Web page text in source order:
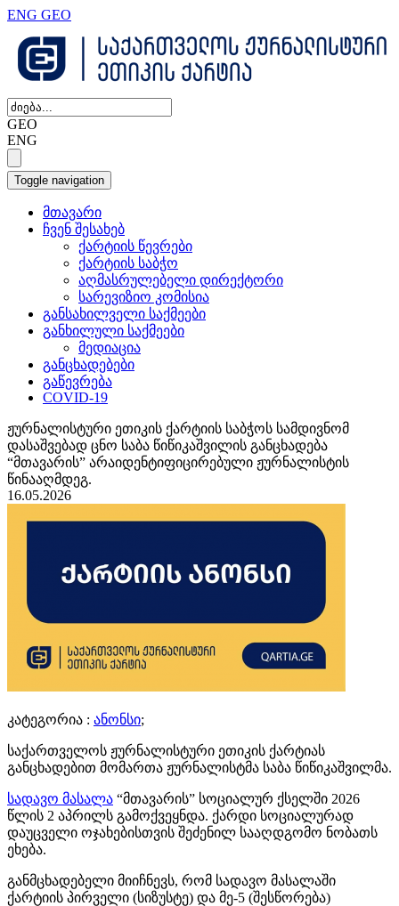
ENG GEO
GEO
ENG
Toggle navigation
მთავარი
ჩვენ შესახებ
ქარტიის წევრები
ქარტიის საბჭო
აღმასრულებელი დირექტორი
სარევიზიო კომისია
განსახილველი საქმეები
განხილული საქმეები
მედიაცია
განცხადებები
გაწევრება
COVID-19
ჟურნალისტური ეთიკის ქარტიის საბჭოს სამდივნომ
დასაშვებად ცნო საბა წიწიკაშვილის განცხადება
“მთავარის” არაიდენტიფიცირებული ჟურნალისტის
წინააღმდეგ.
16.05.2026
კატეგორია : ანონსი;
საქართველოს ჟურნალისტური ეთიკის ქარტიას
განცხადებით მომართა ჟურნალისტმა საბა წიწიკაშვილმა.
სადავო მასალა “მთავარის” სოციალურ ქსელში 2026
წლის 2 აპრილს გამოქვეყნდა. ქარდი სოციალურად
დაუცველი ოჯახებისთვის შეძენილ სააღდგომო ნობათს
ეხება.
განმცხადებელი მიიჩნევს, რომ სადავო მასალაში
ქარტიის პირველი (სიზუსტე) და მე-5 (შესწორება)